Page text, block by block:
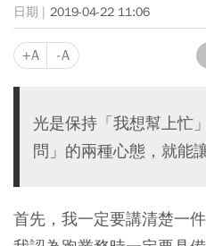
2019-04-22 11:06
+A -A
光是保持「我想幫上忙
問」的兩種心態，就能
首先，我一定要講清楚一件